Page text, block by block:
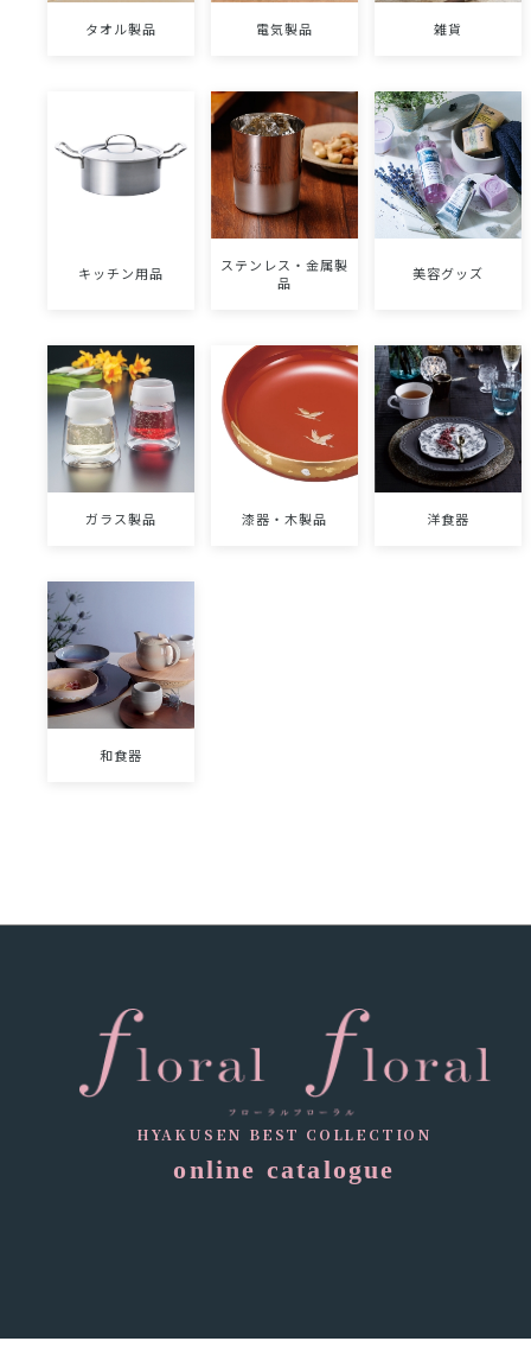
タオル製品 電気製品 雑貨
キッチン用品
ステンレス・金属製
品
美容グッズ
ガラス製品 漆器・木製品 洋食器
和食器
HYAKUSEN BEST COLLECTION
online catalogue